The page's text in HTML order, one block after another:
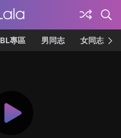
BL專區 男同志 女同志